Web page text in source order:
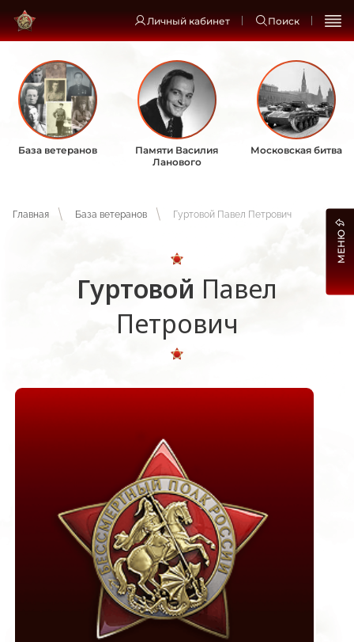
Личный кабинет Поиск
База ветеранов
Памяти Василия
Ланового
Московская битва
Главная База ветеранов Гуртовой Павел Петрович
Гуртовой Павел
Петрович
МЕНЮ